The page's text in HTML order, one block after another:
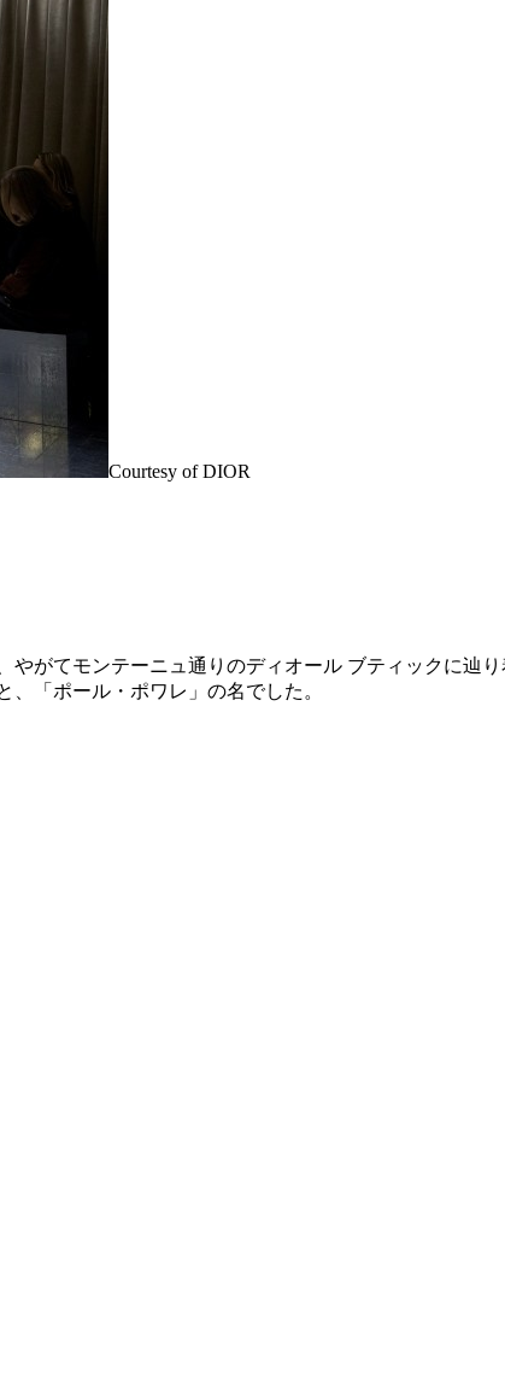
Courtesy of DIOR
がてモンテーニュ通りのディオール ブティックに辿
「ポール・ポワレ」の名でした。